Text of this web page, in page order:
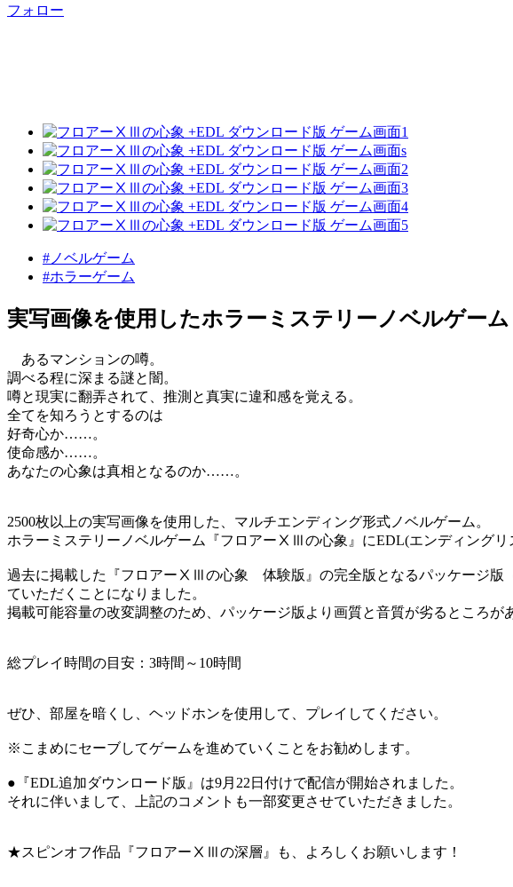
フォロー
#ノベルゲーム
#ホラーゲーム
実写画像を使用したホラーミステリーノベルゲーム
あるマンションの噂。
調べる程に深まる謎と闇。
噂と現実に翻弄されて、推測と真実に違和感を覚える。
全てを知ろうとするのは
好奇心か……。
使命感か……。
あなたの心象は真相となるのか……。
2500枚以上の実写画像を使用した、マルチエンディング形式ノベルゲーム。
ホラーミステリーノベルゲーム『フロアーⅩⅢの心象』にEDL(エンディングリ
過去に掲載した『フロアーⅩⅢの心象 体験版』の完全版となるパッケージ版
ていただくことになりました。
掲載可能容量の改変調整のため、パッケージ版より画質と音質が劣るところが
総プレイ時間の目安：3時間～10時間
ぜひ、部屋を暗くし、ヘッドホンを使用して、プレイしてください。
※こまめにセーブしてゲームを進めていくことをお勧めします。
●『EDL追加ダウンロード版』は9月22日付けで配信が開始されました。
それに伴いまして、上記のコメントも一部変更させていただきました。
★スピンオフ作品『フロアーⅩⅢの深層』も、よろしくお願いします！